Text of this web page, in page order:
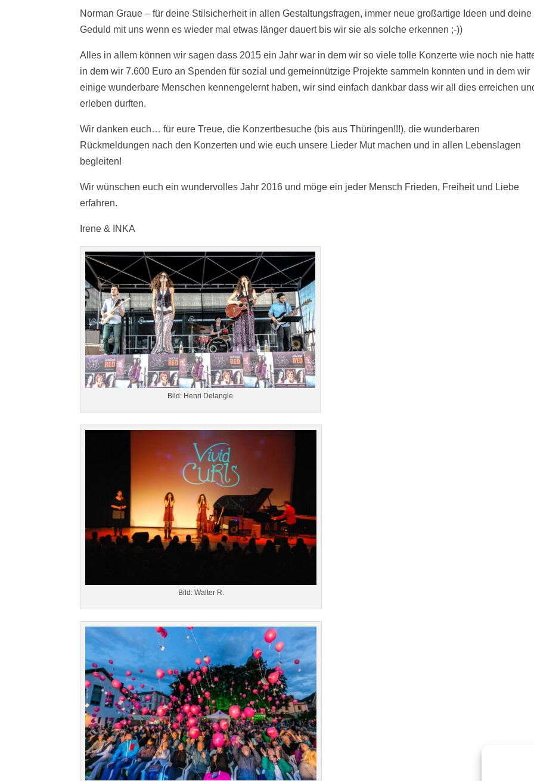
Norman Graue – für deine Stilsicherheit in allen Gestaltungsfragen, immer neue großartige Ideen und deine
Geduld mit uns wenn es wieder mal etwas länger dauert bis wir sie als solche erkennen ;-))
Alles in allem können wir sagen dass 2015 ein Jahr war in dem wir so viele tolle Konzerte wie noch nie
in dem wir 7.600 Euro an Spenden für sozial und gemeinnützige Projekte sammeln konnten und in dem wir
einige wunderbare Menschen kennengelernt haben, wir sind einfach dankbar dass wir all dies erreichen
erleben durften.
Wir danken euch… für eure Treue, die Konzertbesuche (bis aus Thüringen!!!), die wunderbaren
Rückmeldungen nach den Konzerten und wie euch unsere Lieder Mut machen und in allen Lebenslagen
begleiten!
Wir wünschen euch ein wundervolles Jahr 2016 und möge ein jeder Mensch Frieden, Freiheit und Liebe
erfahren.
Irene & INKA
Bild: Henri Delangle
Bild: Walter R.